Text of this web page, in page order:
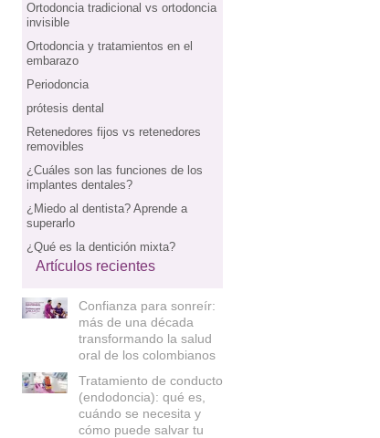
Ortodoncia tradicional vs ortodoncia
invisible
Ortodoncia y tratamientos en el
embarazo
Periodoncia
prótesis dental
Retenedores fijos vs retenedores
removibles
¿Cuáles son las funciones de los
implantes dentales?
¿Miedo al dentista? Aprende a
superarlo
¿Qué es la dentición mixta?
Artículos recientes
Confianza para sonreír:
más de una década
transformando la salud
oral de los colombianos
Tratamiento de conducto
(endodoncia): qué es,
cuándo se necesita y
cómo puede salvar tu